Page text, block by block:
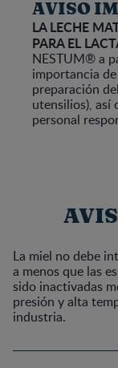
AVISO
LA LECHE
PARA EL
NESTUM® a
importancia
preparación
utensilios), así
personal
La miel no debe
a menos que las
sido inactivadas
presión y alta
industria.